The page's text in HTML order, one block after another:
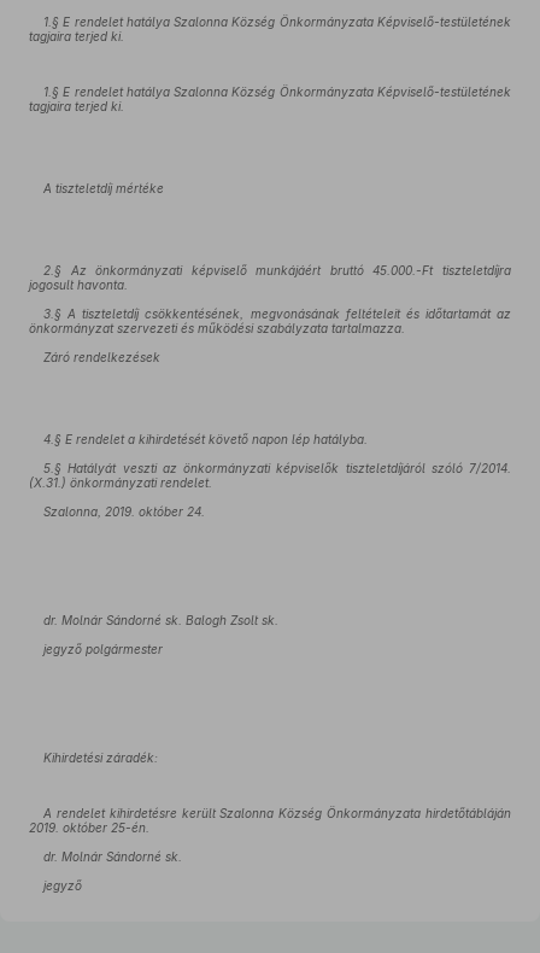
1.§ E rendelet hatálya Szalonna Község Önkormányzata Képviselő-testületének
tagjaira terjed ki.
1.§ E rendelet hatálya Szalonna Község Önkormányzata Képviselő-testületének
tagjaira terjed ki.
A tiszteletdíj mértéke
2.§ Az önkormányzati képviselő munkájáért bruttó 45.000.-Ft tiszteletdíjra
jogosult havonta.
3.§ A tiszteletdíj csökkentésének, megvonásának feltételeit és időtartamát az
önkormányzat szervezeti és működési szabályzata tartalmazza.
Záró rendelkezések
4.§ E rendelet a kihirdetését követő napon lép hatályba.
5.§ Hatályát veszti az önkormányzati képviselők tiszteletdíjáról szóló 7/2014.
(X.31.) önkormányzati rendelet.
Szalonna, 2019. október 24.
dr. Molnár Sándorné sk. Balogh Zsolt sk.
jegyző polgármester
Kihirdetési záradék:
A rendelet kihirdetésre került Szalonna Község Önkormányzata hirdetőtábláján
2019. október 25-én.
dr. Molnár Sándorné sk.
jegyző